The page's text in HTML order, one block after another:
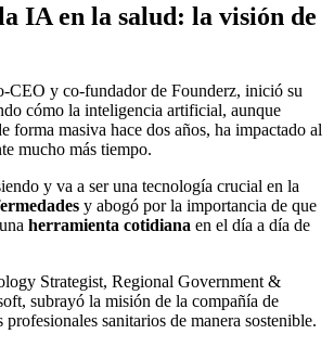
IA en la salud: la visión de
CEO y co-fundador de Founderz, inició su
cómo la inteligencia artificial, aunque
forma masiva hace dos años, ha impactado al
mucho más tiempo.
y va a ser una tecnología crucial en la
y abogó por la importancia de que
herramienta cotidiana en el día a día de
Strategist, Regional Government &
subrayó la misión de la compañía de
sanitarios de manera sostenible.